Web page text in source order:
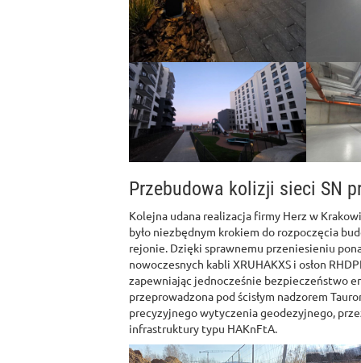
Przebudowa kolizji sieci SN
Kolejna udana realizacja firmy Herz w
było niezbędnym krokiem do rozpoczęcia
rejonie. Dzięki sprawnemu przeniesieniu
nowoczesnych kabli XRUHAKXS i osłon
zapewniając jednocześnie bezpieczeństwo
przeprowadzona pod ścisłym nadzorem
precyzyjnego wytyczenia geodezyjnego,
infrastruktury typu HAKnFtA.